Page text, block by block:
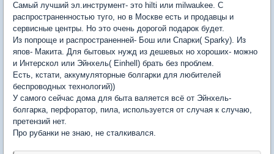
Самый лучший эл.инструмент- это hilti или milwaukee. С
распространенностью туго, но в Москве есть и продавцы и
сервисные центры. Но это очень дорогой подарок будет.
Из попроще и распространенней- Бош или Спарки( Sparky). Из
япов- Макита. Для бытовых нужд из дешевых но хороших- можно
и Интерскол или Эйнхель( Einhell) брать без проблем.
Есть, кстати, аккумуляторные болгарки для любителей
беспроводных технологий))
У самого сейчас дома для быта валяется всё от Эйнхель-
болгарка, перфоратор, пила, используется от случая к случаю,
претензий нет.
Про рубанки не знаю, не сталкивался.